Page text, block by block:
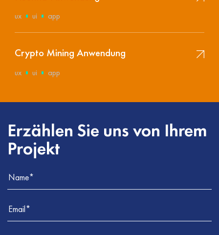
ux ui app
Crypto Mining Anwendung
ux ui app
Erzählen Sie uns von Ihrem
Projekt